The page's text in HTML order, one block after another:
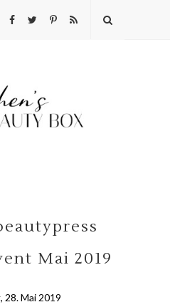
Mai 2019
28. Mai 2019